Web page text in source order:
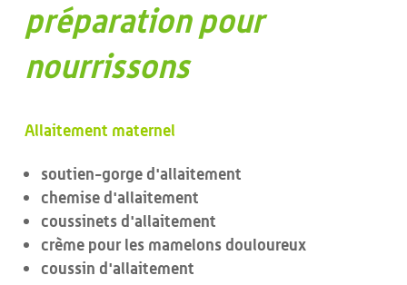
préparation pour
nourrissons
Allaitement maternel
soutien-gorge d'allaitement
chemise d'allaitement
coussinets d'allaitement
crème pour les mamelons douloureux
coussin d'allaitement